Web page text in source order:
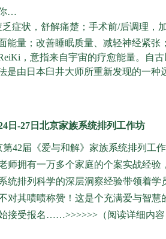
…
症状，舒解痛楚；手术前/后调理，
能量；改善睡眠质量、减轻神经紧
，意指来自宇宙的疗愈能量。自
是由日本臼井大师所重新发现的一种
日-27日北京家族系统排列工作坊
第42届《爱与和解》家族系统排列工
师拥有一万多个家庭的个案实战经
统排列科学的深层洞察经验带领着
对其啧啧称赞！这是个充满爱与智
接受报名……>>>>>>（阅读详细内容